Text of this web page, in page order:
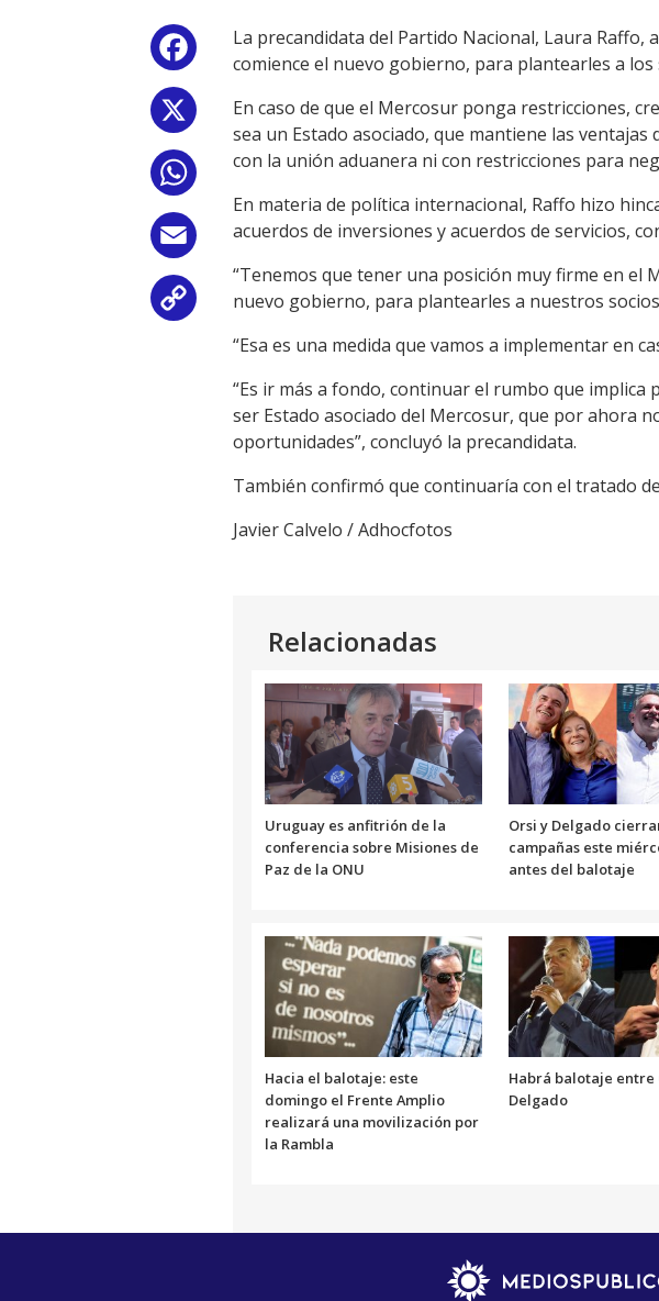
Facebook
Email
Copy
Link
La precandidata del Partido Nacional, Laura
comience el nuevo gobierno, para plantearles a
En caso de que el Mercosur ponga restricciones,
sea un Estado asociado, que mantiene las
con la unión aduanera ni con restricciones para
En materia de política internacional, Raffo hizo
acuerdos de inversiones y acuerdos de servicios,
“Tenemos que tener una posición muy firme en el
nuevo gobierno, para plantearles a nuestros
“Esa es una medida que vamos a implementar en
“Es ir más a fondo, continuar el rumbo que
ser Estado asociado del Mercosur, que por ahora
oportunidades”, concluyó la precandidata.
También confirmó que continuaría con el tratado
Javier Calvelo / Adhocfotos
Relacionadas
Uruguay es anfitrión de la
conferencia sobre Misiones de
Paz de la ONU
Orsi y Delgado
campañas este
antes del balotaje
Hacia el balotaje: este
domingo el Frente Amplio
realizará una movilización por
la Rambla
Habrá balotaje entre
Delgado